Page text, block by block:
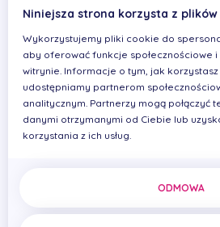
Niniejsza strona korzysta z
Wykorzystujemy pliki cookie do
aby oferować funkcje społecznościowe
witrynie. Informacje o tym, jak korzystasz
udostępniamy partnerom
analitycznym. Partnerzy mogą połączyć
danymi otrzymanymi od Ciebie lub
korzystania z ich usług.
ODMOWA